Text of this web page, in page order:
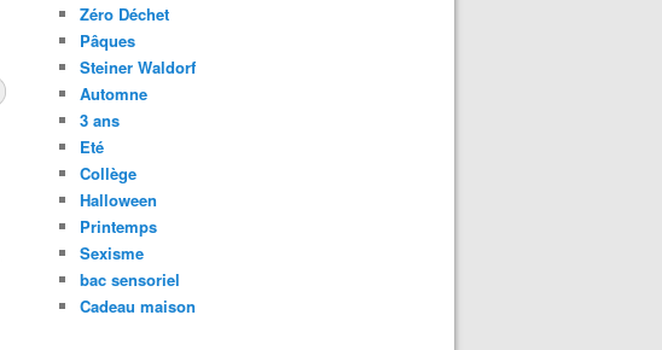
Zéro Déchet
Pâques
Steiner Waldorf
Automne
3 ans
Eté
Collège
Halloween
Printemps
Sexisme
bac sensoriel
Cadeau maison